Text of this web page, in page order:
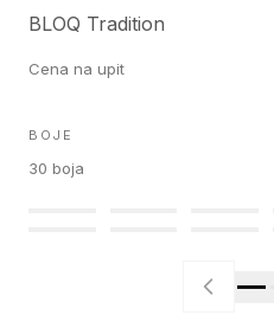
BLOQ Tradition
Cena na upit
BOJE
30 boja